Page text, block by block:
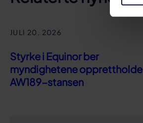
JULI 20, 2026
Styrke i Equinor ber
myndighetene opprettholde
AW189-stansen